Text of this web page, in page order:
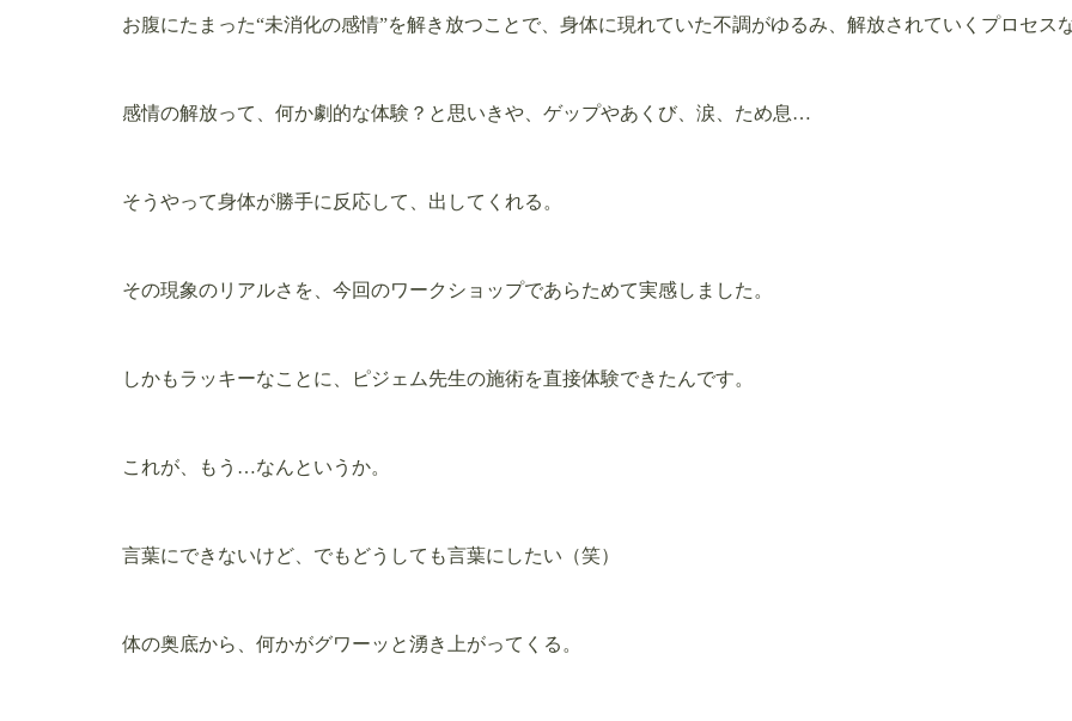
お腹にたまった“未消化の感情”を解き放つことで、身体に現れていた不調がゆるみ、解放されていくプロセス
感情の解放って、何か劇的な体験？と思いきや、ゲップやあくび、涙、ため息…
そうやって身体が勝手に反応して、出してくれる。
その現象のリアルさを、今回のワークショップであらためて実感しました。
しかもラッキーなことに、ピジェム先生の施術を直接体験できたんです。
これが、もう…なんというか。
言葉にできないけど、でもどうしても言葉にしたい（笑）
体の奥底から、何かがグワーッと湧き上がってくる。